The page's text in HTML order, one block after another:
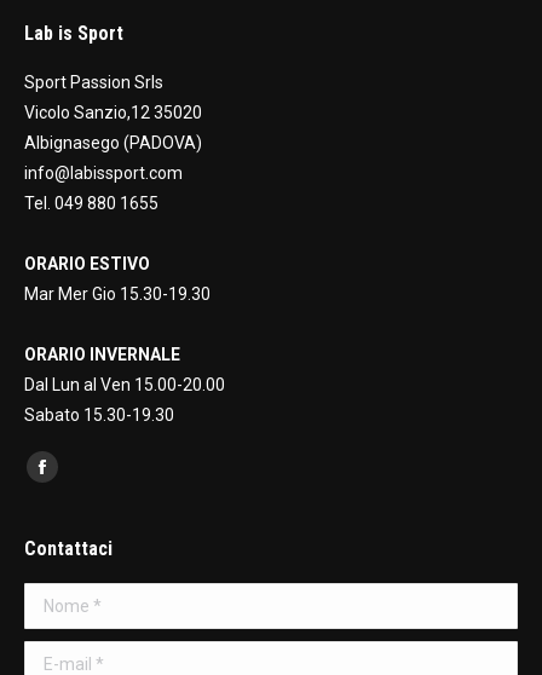
Lab is Sport
Sport Passion Srls
Vicolo Sanzio,12 35020
Albignasego (PADOVA)
info@labissport.com
Tel. 049 880 1655
ORARIO ESTIVO
Mar Mer Gio 15.30-19.30
ORARIO INVERNALE
Dal Lun al Ven 15.00-20.00
Sabato 15.30-19.30
Find us on:
Facebook
opens
new
window
Contattaci
Nome *
E-mail *